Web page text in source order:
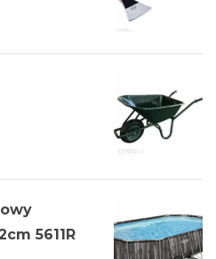
5611R